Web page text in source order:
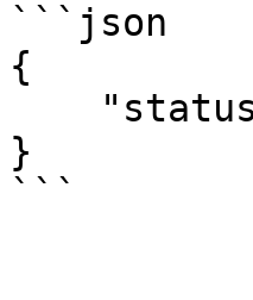
```json
{
}
```